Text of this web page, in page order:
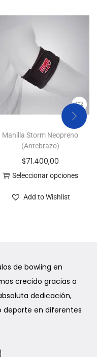
Manilla Storm Neopreno
(Antebrazo)
$71.400,00
Seleccionar opciones
Add to Wishlist
de bowling en
crecido gracias a
dedicación,
deporte en diferentes